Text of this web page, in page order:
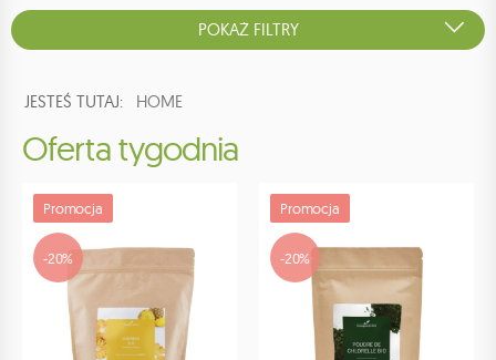
POKAŻ FILTRY
JESTEŚ TUTAJ: HOME
Oferta tygodnia
Promocja
-20%
Promocja
-20%